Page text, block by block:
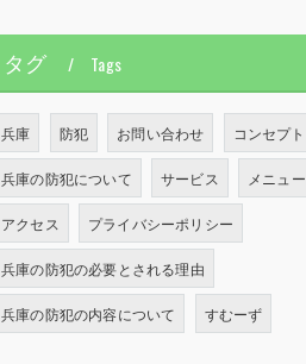
タグ Tags
兵庫 防犯 お問い合わせ コンセプト
兵庫の防犯について サービス メニュー
アクセス プライバシーポリシー
兵庫の防犯の必要とされる理由
兵庫の防犯の内容について すむーず